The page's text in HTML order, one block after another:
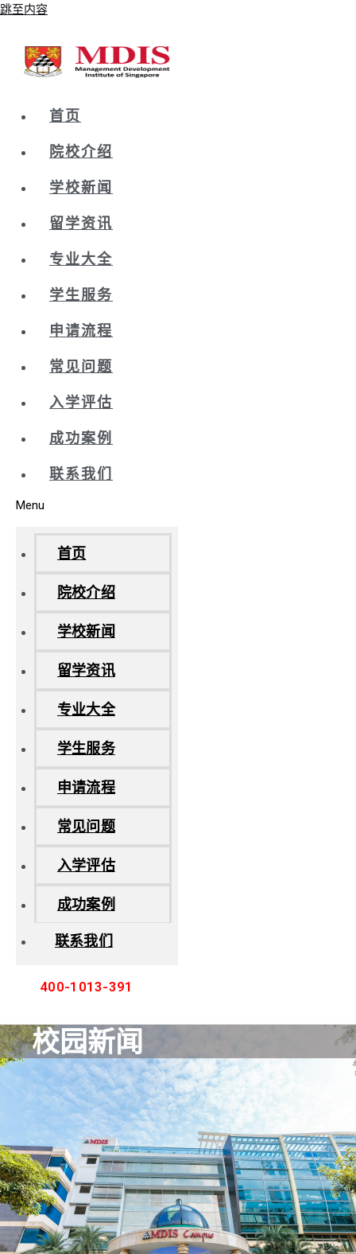
跳至内容
首页
院校介绍
学校新闻
留学资讯
专业大全
学生服务
申请流程
常见问题
入学评估
成功案例
联系我们
Menu
首页
院校介绍
学校新闻
留学资讯
专业大全
学生服务
申请流程
常见问题
入学评估
成功案例
联系我们
400-1013-391
校园新闻